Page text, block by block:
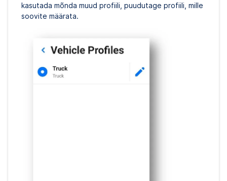
kasutada mõnda muud profiili, puudutage profiili, mille
soovite määrata.